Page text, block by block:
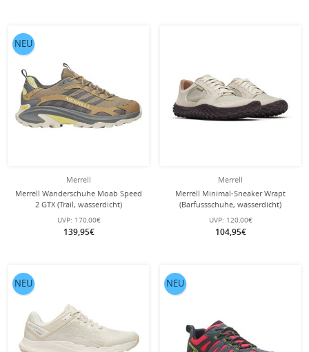
Merrell
Merrell Wanderschuhe Moab Speed
2 GTX (Trail, wasserdicht)
UVP: 170,00€
139,95€
NEU
Merrell
Merrell Minimal-Sneaker Wrapt
(Barfussschuhe, wasserdicht)
UVP: 120,00€
104,95€
NEU NEU